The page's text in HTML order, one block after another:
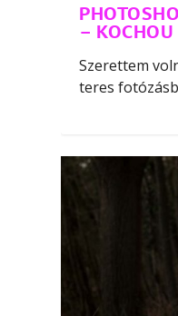
–
Szerettem
teres